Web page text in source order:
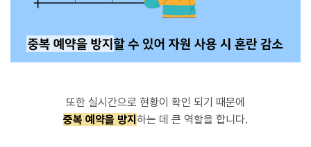
또한 실시간으로 현황이 확인 되기 때문에
중복 예약을 방지 하는 데 큰 역할을 합니다.